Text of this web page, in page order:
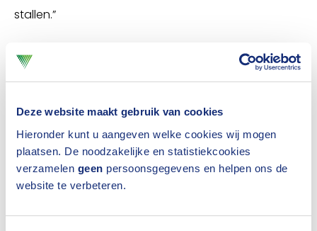
Deze website maakt gebruik van cookies
Hieronder kunt u aangeven welke cookies wij mogen
plaatsen. De noodzakelijke en statistiekcookies
verzamelen geen persoonsgegevens en helpen ons de
website te verbeteren.
stallen.”
Richard Weurding, algemeen directeur van het
Verbond van Verzekeraars: “Verzekeraars hebben
verstand van risico’s. Die kennis delen we graag met
onze partners, zoals de brandweer, overheid en
belangenorganisaties voor agrariërs. Zo helpen wij
boeren met het voorkomen van dierenleed als